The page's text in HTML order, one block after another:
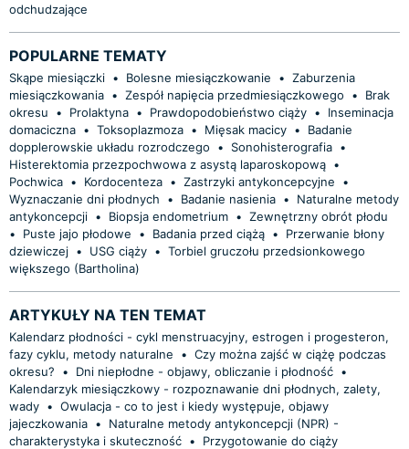
odchudzające
POPULARNE TEMATY
Skąpe miesiączki • Bolesne miesiączkowanie • Zaburzenia
miesiączkowania • Zespół napięcia przedmiesiączkowego •
Brak
okresu
• Prolaktyna • Prawdopodobieństwo ciąży •
Inseminacja
domaciczna • Toksoplazmoza • Mięsak macicy •
Badanie
dopplerowskie układu rozrodczego
• Sonohisterografia •
Histerektomia przezpochwowa z asystą laparoskopową •
Pochwica • Kordocenteza • Zastrzyki antykoncepcyjne
•
Wyznaczanie dni płodnych
• Badanie nasienia •
Naturalne metody
antykoncepcji • Biopsja endometrium • Zewnętrzny obrót płodu
•
Puste jajo płodowe • Badania przed ciążą •
Przerwanie błony
dziewiczej • USG ciąży • Torbiel gruczołu przedsionkowego
większego (Bartholina)
ARTYKUŁY NA TEN TEMAT
Kalendarz płodności - cykl menstruacyjny, estrogen i progesteron,
fazy cyklu, metody naturalne
• Czy można zajść w ciążę podczas
okresu?
• Dni niepłodne - objawy, obliczanie i płodność •
Kalendarzyk miesiączkowy - rozpoznawanie dni płodnych, zalety,
wady • Owulacja - co to jest i kiedy występuje, objawy
jajeczkowania •
Naturalne metody antykoncepcji (NPR) -
charakterystyka i skuteczność •
Przygotowanie do ciąży